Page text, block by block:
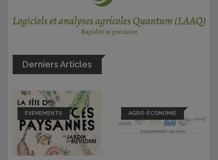
Derniers Articles
EVÉNEMENTS AGRO-ÉCONOMIE